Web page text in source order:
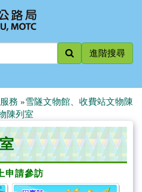
進階搜尋
務 »雪隧文物館、收費站文物陳
陳列室
申請參訪